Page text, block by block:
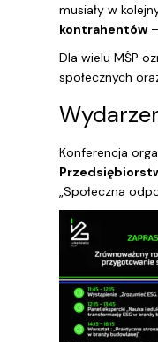
musiały w
kontrahentów
Dla wielu MŚP
społecznych
Konferencja
„Społeczna